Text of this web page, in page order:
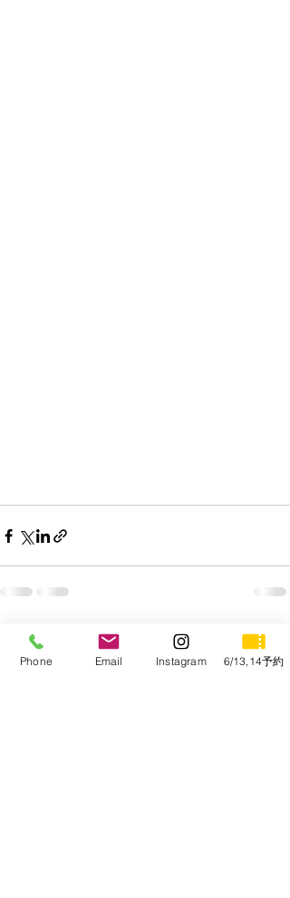
最新記事 すべて表示
Phone Email Instagram 6/13,14予約